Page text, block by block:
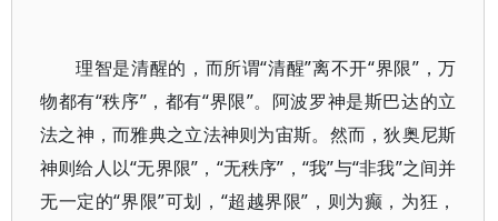
理智是清醒的，而所谓“清醒”离不开“界限”，万
物都有“秩序”，都有“界限”。阿波罗神是斯巴达的立
法之神，而雅典之立法神则为宙斯。然而，狄奥尼斯
神则给人以“无界限”，“无秩序”，“我”与“非我”之间并
无一定的“界限”可划，“超越界限”，则为癫，为狂，